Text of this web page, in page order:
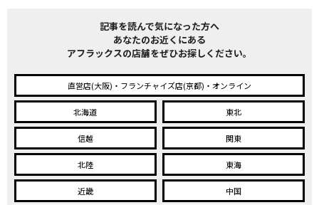
記事を読んで気になった方へ
あなたのお近くにある
アフラックスの店舗をぜひお探しください。
直営店(大阪)・フランチャイズ店(京都)・オンライン
北海道 東北
信越 関東
北陸 東海
近畿 中国